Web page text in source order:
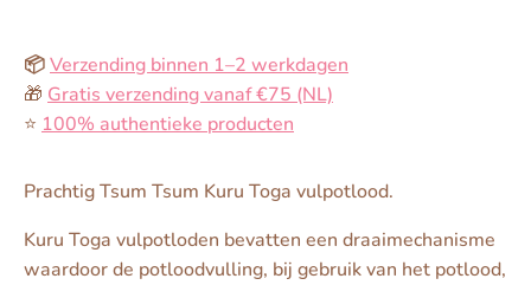
📦Verzending binnen 1–2 werkdagen
🎁 Gratis verzending vanaf €75 (NL)
⭐️ 100% authentieke producten
Prachtig Tsum Tsum Kuru Toga vulpotlood.
Kuru Toga vulpotloden bevatten een draaimechanisme
waardoor de potloodvulling, bij gebruik van het potlood,